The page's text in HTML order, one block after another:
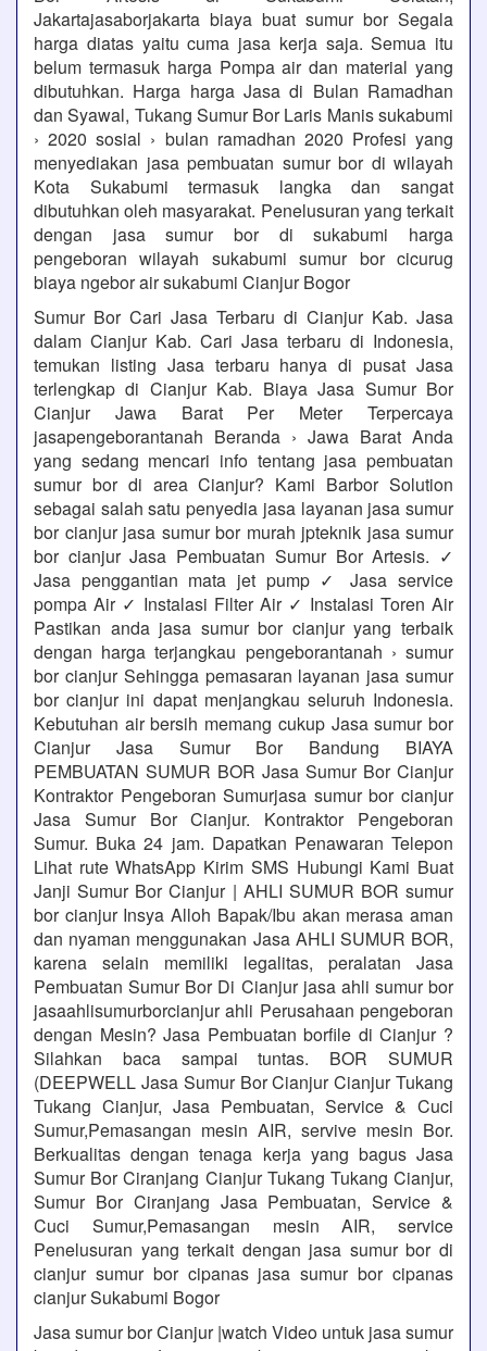
Jakartajasaborjakarta biaya buat sumur bor Segala
harga diatas yaitu cuma jasa kerja saja. Semua itu
belum termasuk harga Pompa air dan material yang
dibutuhkan. Harga harga Jasa di Bulan Ramadhan
dan Syawal, Tukang Sumur Bor Laris Manis sukabumi
› 2020 sosial › bulan ramadhan 2020 Profesi yang
menyediakan jasa pembuatan sumur bor di wilayah
Kota Sukabumi termasuk langka dan sangat
dibutuhkan oleh masyarakat. Penelusuran yang terkait
dengan jasa sumur bor di sukabumi harga
pengeboran wilayah sukabumi sumur bor cicurug
biaya ngebor air sukabumi Cianjur Bogor
Sumur Bor Cari Jasa Terbaru di Cianjur Kab. Jasa
dalam Cianjur Kab. Cari Jasa terbaru di Indonesia,
temukan listing Jasa terbaru hanya di pusat Jasa
terlengkap di Cianjur Kab. Biaya Jasa Sumur Bor
Cianjur Jawa Barat Per Meter Terpercaya
jasapengeborantanah Beranda › Jawa Barat Anda
yang sedang mencari info tentang jasa pembuatan
sumur bor di area Cianjur? Kami Barbor Solution
sebagai salah satu penyedia jasa layanan jasa sumur
bor cianjur jasa sumur bor murah jpteknik jasa sumur
bor cianjur Jasa Pembuatan Sumur Bor Artesis. ✓
Jasa penggantian mata jet pump ✓ Jasa service
pompa Air ✓ Instalasi Filter Air ✓ Instalasi Toren Air
Pastikan anda jasa sumur bor cianjur yang terbaik
dengan harga terjangkau pengeborantanah › sumur
bor cianjur Sehingga pemasaran layanan jasa sumur
bor cianjur ini dapat menjangkau seluruh Indonesia.
Kebutuhan air bersih memang cukup Jasa sumur bor
Cianjur Jasa Sumur Bor Bandung BIAYA
PEMBUATAN SUMUR BOR Jasa Sumur Bor Cianjur
Kontraktor Pengeboran Sumurjasa sumur bor cianjur
Jasa Sumur Bor Cianjur. Kontraktor Pengeboran
Sumur. Buka 24 jam. Dapatkan Penawaran Telepon
Lihat rute WhatsApp Kirim SMS Hubungi Kami Buat
Janji Sumur Bor Cianjur | AHLI SUMUR BOR sumur
bor cianjur Insya Alloh Bapak/Ibu akan merasa aman
dan nyaman menggunakan Jasa AHLI SUMUR BOR,
karena selain memiliki legalitas, peralatan Jasa
Pembuatan Sumur Bor Di Cianjur jasa ahli sumur bor
jasaahlisumurborcianjur ahli Perusahaan pengeboran
dengan Mesin? Jasa Pembuatan borfile di Cianjur ?
Silahkan baca sampai tuntas. BOR SUMUR
(DEEPWELL Jasa Sumur Bor Cianjur Cianjur Tukang
Tukang Cianjur, Jasa Pembuatan, Service & Cuci
Sumur,Pemasangan mesin AIR, servive mesin Bor.
Berkualitas dengan tenaga kerja yang bagus Jasa
Sumur Bor Ciranjang Cianjur Tukang Tukang Cianjur,
Sumur Bor Ciranjang Jasa Pembuatan, Service &
Cuci Sumur,Pemasangan mesin AIR, service
Penelusuran yang terkait dengan jasa sumur bor di
cianjur sumur bor cipanas jasa sumur bor cipanas
cianjur Sukabumi Bogor
Jasa sumur bor Cianjur |watch Video untuk jasa sumur